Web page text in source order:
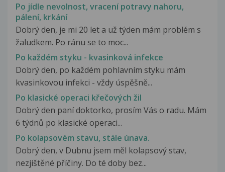
Po jídle nevolnost, vracení potravy nahoru,
pálení, krkání
Dobrý den, je mi 20 let a už týden mám problém s
žaludkem. Po ránu se to moc...
Po každém styku - kvasinková infekce
Dobrý den, po každém pohlavním styku mám
kvasinkovou infekci - vždy úspěšně...
Po klasické operaci křečových žil
Dobrý den paní doktorko, prosím Vás o radu. Mám
6 týdnů po klasické operaci...
Po kolapsovém stavu, stále únava.
Dobrý den, v Dubnu jsem měl kolapsový stav,
nezjištěné příčiny. Do té doby bez...